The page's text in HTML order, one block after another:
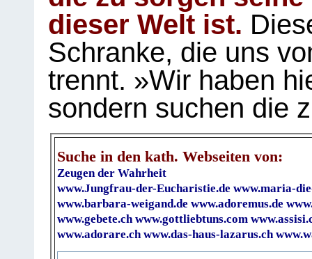
dieser Welt ist.
Schranke, die uns
trennt. »Wir haben
sondern suchen die
Suche in den kath. Webseiten von:
Zeugen der Wahrheit
www.Jungfrau-der-Eucharistie.de www.maria-
www.barbara-weigand.de www.adoremus.de
www.gebete.ch www.gottliebtuns.com
www.adorare.ch www.das-haus-lazarus.ch